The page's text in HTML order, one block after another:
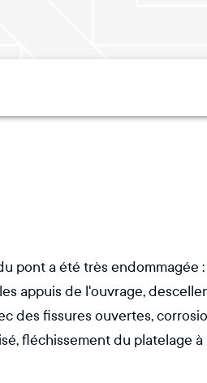
pont a été très endommagée
appuis de l'ouvrage,
des fissures ouvertes,
fléchissement du platelage